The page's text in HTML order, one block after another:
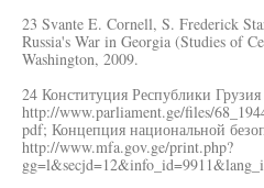
23 Svante E. Cornell, S. Frederick
Russia's War in Georgia (Studies of
Washington, 2009.
24 Конституция Республики
http://www.parliament.ge/files/
pdf; Концепция национальной
http://www.mfa.gov.ge/print.php?